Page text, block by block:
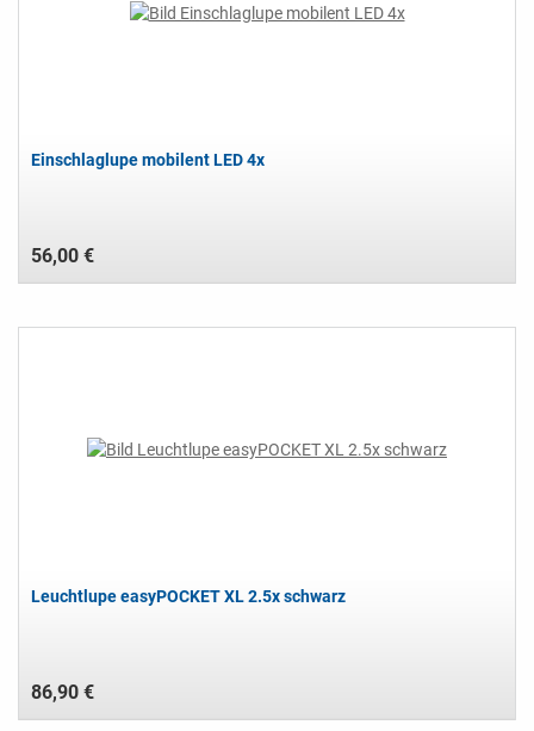
Einschlaglupe mobilent LED 4x
56,00 €
Leuchtlupe easyPOCKET XL 2.5x schwarz
86,90 €